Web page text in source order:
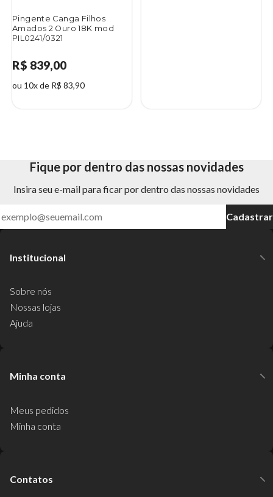
Pingente Canga Filhos
Amados 2 Ouro 18K mod
PIL0241/0321
R$ 839,00
ou 10x de R$ 83,90
Fique por dentro das nossas novidades
Insira seu e-mail para ficar por dentro das nossas novidades
Cadastrar
Institucional
Sobre nós
Nossas lojas
Ajuda
Minha conta
Meus pedidos
Minha conta
Contatos